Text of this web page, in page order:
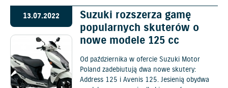
13.07.2022
Suzuki rozszerza gamę
popularnych skuterów o
nowe modele 125 cc
Od października w ofercie Suzuki Motor
Poland zadebiutują dwa nowe skutery:
Address 125 i Avenis 125. Jesienią obydwa